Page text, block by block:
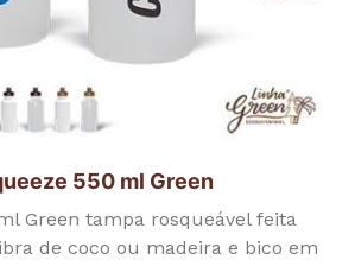
550 ml Green
Green tampa rosqueável feita
de coco ou madeira e bico em